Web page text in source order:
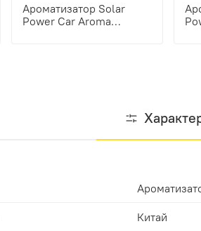
Ароматизатор Solar
Power Car Aroma
Китай